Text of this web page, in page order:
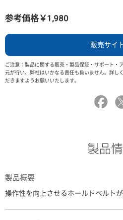
参考価格￥1,980
販売サイ
ご注意：製品に関する販売・製品保証・サポート・
元が行い、弊社はいかなる責任も負いません。詳し
だきますようお願いいたします。
製品
製品概要
操作性を向上させるホールドベルトが